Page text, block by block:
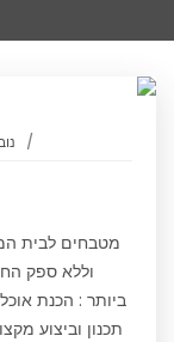
מטבחים לבית
וללא ספק
ביותר : הכנת
תכנון וביצוע